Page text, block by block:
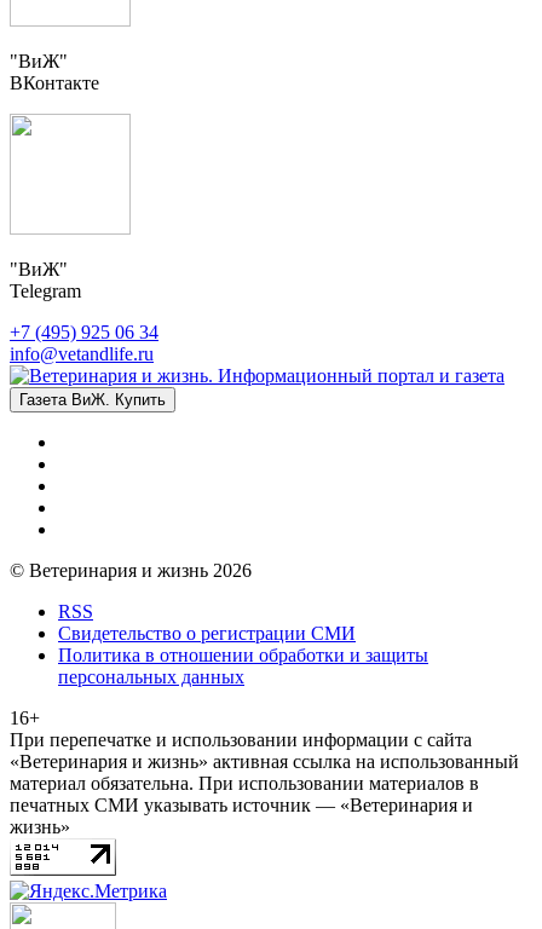
"ВиЖ"
ВКонтакте
"ВиЖ"
Telegram
+7 (495) 925 06 34
info@vetandlife.ru
Газета ВиЖ. Купить
© Ветеринария и жизнь 2026
RSS
Свидетельство о регистрации СМИ
Политика в отношении обработки и защиты
персональных данных
16+
При перепечатке и использовании информации с сайта
«Ветеринария и жизнь» активная ссылка на использованный
материал обязательна. При использовании материалов в
печатных СМИ указывать источник — «Ветеринария и
жизнь»